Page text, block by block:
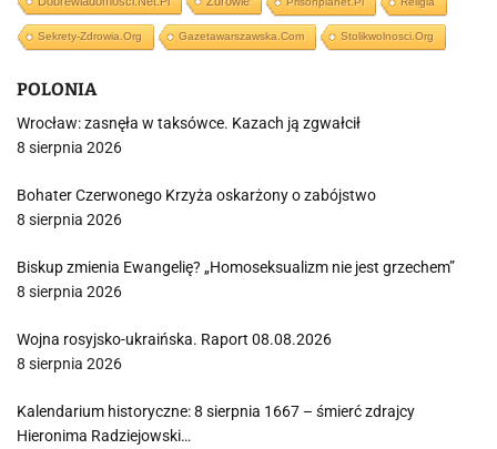
Sekrety-Zdrowia.org Gazetawarszawska.com Stolikwolnosci.org
POLONIA
Wrocław: zasnęła w taksówce. Kazach ją zgwałcił
8 sierpnia 2026
Bohater Czerwonego Krzyża oskarżony o zabójstwo
8 sierpnia 2026
Biskup zmienia Ewangelię? „Homoseksualizm nie jest grzechem”
8 sierpnia 2026
Wojna rosyjsko-ukraińska. Raport 08.08.2026
8 sierpnia 2026
Kalendarium historyczne: 8 sierpnia 1667 – śmierć zdrajcy
Hieronima Radziejowski…